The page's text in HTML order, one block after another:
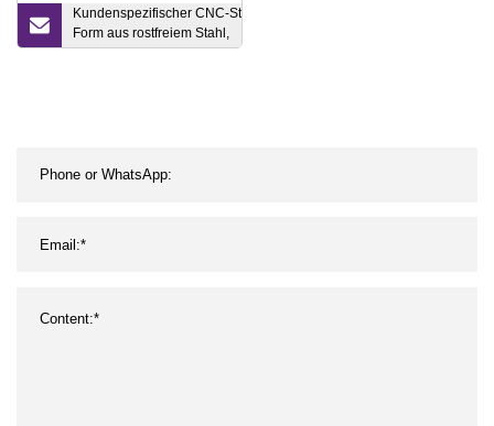
Kundenspezifischer CNC-Stahlverbinder, Kupfergehäuse,
Form aus rostfreiem Stahl,
Aluminiummaschinen/Bearbeitung/bearbeitet/Maschinenteil,